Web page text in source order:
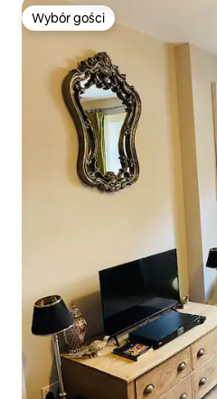
Wybór gości
Wybór gości